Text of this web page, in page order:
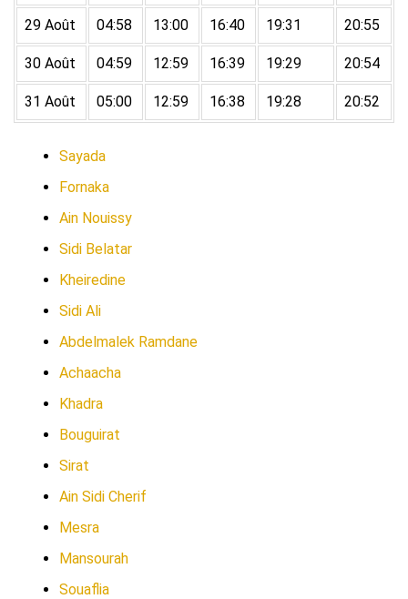
29 Août 04:58 13:00 16:40 19:31 20:55
30 Août 04:59 12:59 16:39 19:29 20:54
31 Août 05:00 12:59 16:38 19:28 20:52
Sayada
Fornaka
Ain Nouissy
Sidi Belatar
Kheiredine
Sidi Ali
Abdelmalek Ramdane
Achaacha
Khadra
Bouguirat
Sirat
Ain Sidi Cherif
Mesra
Mansourah
Souaflia